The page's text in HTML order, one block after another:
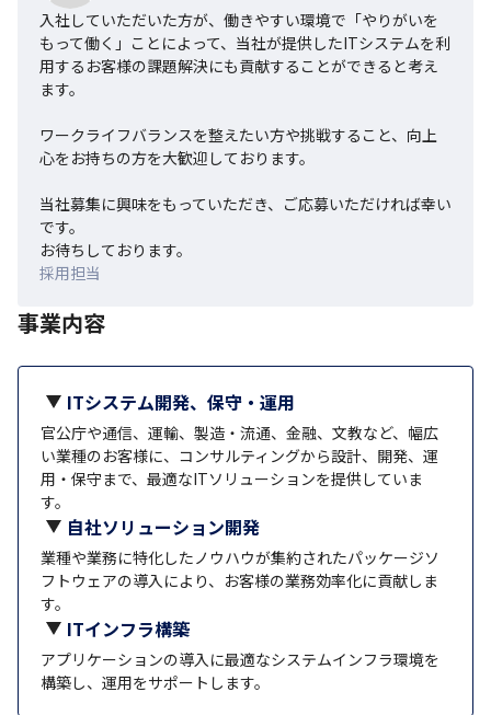
入社していただいた方が、働きやすい環境で「やりがいを
もって働く」ことによって、当社が提供したITシステムを利
用するお客様の課題解決にも貢献することができると考え
ます。
ワークライフバランスを整えたい方や挑戦すること、向上
心をお持ちの方を大歓迎しております。
当社募集に興味をもっていただき、ご応募いただければ幸い
です。
お待ちしております。
採用担当
事業内容
ITシステム開発、保守・運用
官公庁や通信、運輸、製造・流通、金融、文教など、幅広
い業種のお客様に、コンサルティングから設計、開発、運
用・保守まで、最適なITソリューションを提供していま
す。
自社ソリューション開発
業種や業務に特化したノウハウが集約されたパッケージソ
フトウェアの導入により、お客様の業務効率化に貢献しま
す。
ITインフラ構築
アプリケーションの導入に最適なシステムインフラ環境を
構築し、運用をサポートします。